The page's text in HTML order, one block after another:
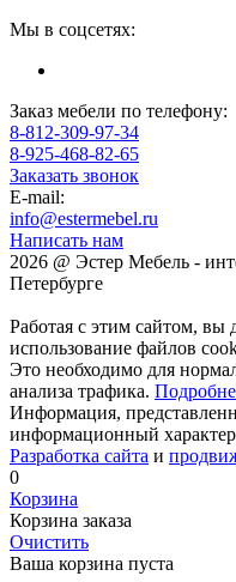
Мы в соцсетях:
Заказ мебели по телефону:
8-812-309-97-34
8-925-468-82-65
Заказать звонок
E-mail:
info@estermebel.ru
Написать нам
2026 @ Эстер Мебель -
Петербурге
Работая с этим сайтом, вы
использование файлов
Это необходимо для
анализа трафика.
Информация,
информационный
Разработка сайта и
0
Корзина
Корзина заказа
Очистить
Ваша корзина пуста